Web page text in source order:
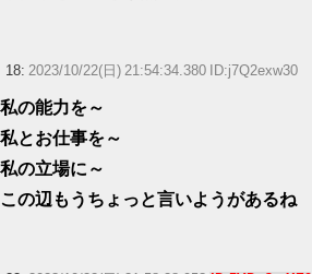
18: 2023/10/22(日) 21:54:34.380 ID:j7Q2exw30
私の能力を～
私とお仕事を～
私の立場に～
この辺もうちょっと言いようがあるね